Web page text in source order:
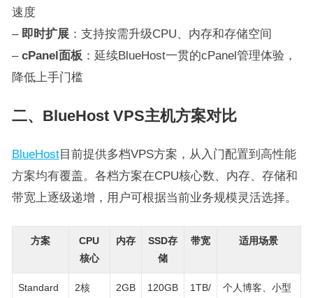
速度
– 即时扩展：支持按需升级CPU、内存和存储空间
– cPanel面板 ：延续BlueHost一贯的cPanel管理体验，
降低上手门槛
二、BlueHost VPS主机方案对比
BlueHost目前提供多档VPS方案，从入门配置到高性能
方案均有覆盖。各档方案在CPU核心数、内存、存储和
带宽上逐级递增，用户可根据当前业务规模灵活选择。
方案
CPU
核心
内存
SSD存
储
带宽 适用场景
Standard 2核 2GB 120GB
1TB/
个人博客、小型